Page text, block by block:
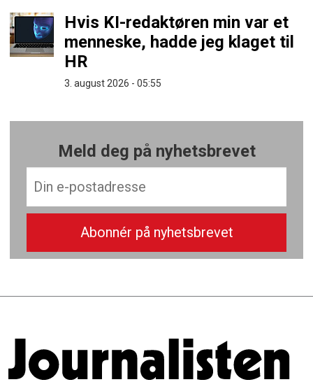
Hvis KI-redaktøren min var et
menneske, hadde jeg klaget til
HR
3. august 2026 - 05:55
Meld deg på nyhetsbrevet